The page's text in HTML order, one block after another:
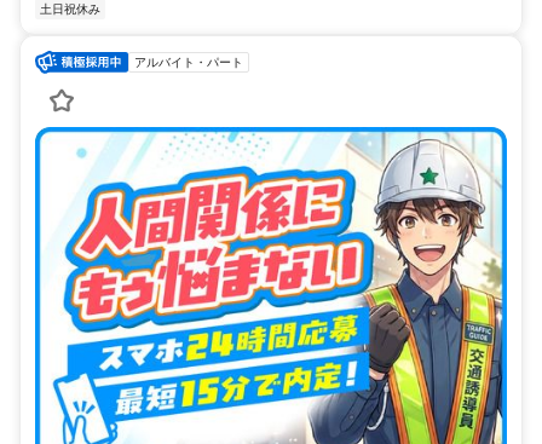
土日祝休み
アルバイト・パート